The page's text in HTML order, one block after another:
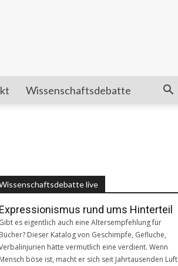
Wissenschaftsdebatte
live
rund ums Hinterteil
es eigentlich auch eine Altersempfehlung für
Dieser Katalog von Geschimpfe, Gefluche,
hätte vermutlich eine verdient. Wenn
böse ist, macht er sich seit Jahrtausenden Luft